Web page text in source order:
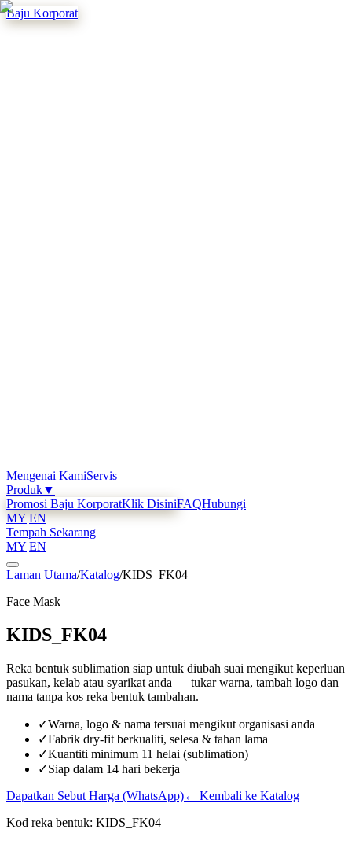
Baju Korporat
Mengenai KamiServis
Produk▼
Promosi Baju KorporatKlik DisiniFAQHubungi
MY|EN
Tempah Sekarang
MY|EN
Laman Utama/Katalog/KIDS_FK04
Face Mask
KIDS_FK04
Reka bentuk sublimation siap untuk diubah suai mengikut keperluan
pasukan, kelab atau syarikat anda — tukar warna, tambah logo dan
nama tanpa kos reka bentuk tambahan.
✓Warna, logo & nama tersuai mengikut organisasi anda
✓Fabrik dry-fit berkualiti, selesa & tahan lama
✓Kuantiti minimum 11 helai (sublimation)
✓Siap dalam 14 hari bekerja
Dapatkan Sebut Harga (WhatsApp)← Kembali ke Katalog
Kod reka bentuk: KIDS_FK04